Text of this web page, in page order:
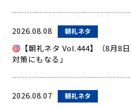
2026.08.08 朝礼ネタ
【朝礼ネタ Vol.444】（8月8
対策にもなる」
2026.08.07 朝礼ネタ